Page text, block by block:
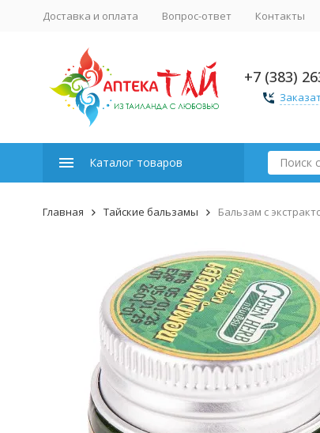
Доставка и оплата Вопрос-ответ Контакты
+7 (383)
Каталог товаров
Главная Тайские бальзамы Бальзам с